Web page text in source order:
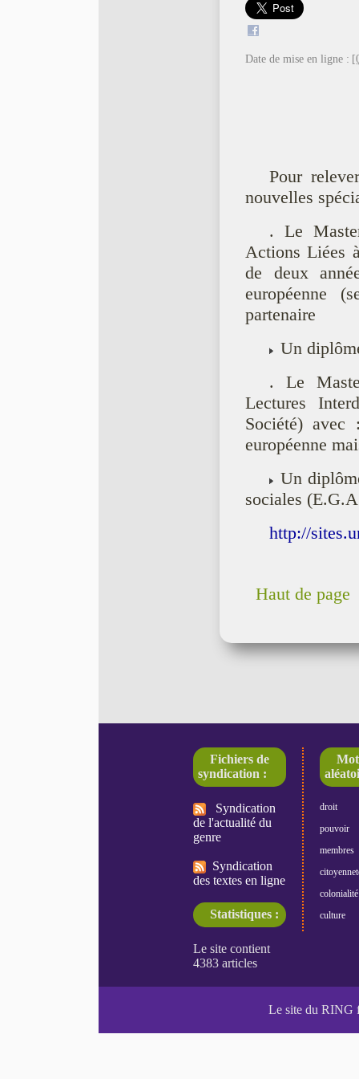
Date de mise en ligne :
Pour
nouvelles
. Le
Actions Liées
de deux
européenne
partenaire
Un
. Le
Lectures
Société)
européenne
Un
sociales
http://
Haut de page
Fichiers de
syndication :
Syndication
de l'actualité du
genre
Syndication
des textes en ligne
Statistiques :
droit
pouvoir
membres
colonialité
culture
Le site du RING